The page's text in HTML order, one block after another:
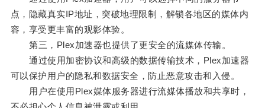
点，隐藏真实IP地址，突破地理限制，解锁各地区的媒体内
容，享受更丰富的观影体验。
第三，Plex加速器也提供了更安全的流媒体传输。
通过使用加密协议和高级的数据传输技术，Plex加速器
可以保护用户的隐私和数据安全，防止恶意攻击和入侵。
用户在使用Plex媒体服务器进行流媒体播放和共享时，